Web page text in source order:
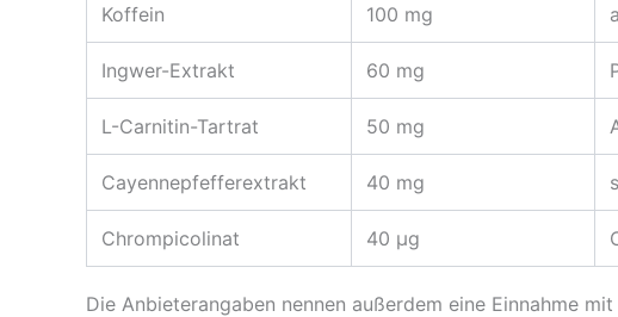
Koffein 100 mg
Ingwer-Extrakt 60 mg
L-Carnitin-Tartrat 50 mg
Cayennepfefferextrakt 40 mg
Chrompicolinat 40 µg
Die Anbieterangaben nennen außerdem eine Einnahme